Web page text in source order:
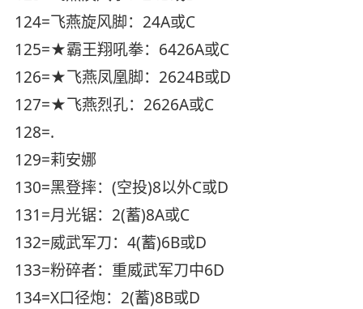
124=飞燕旋风脚：24A或C
125=★霸王翔吼拳：6426A或C
126=★飞燕凤凰脚：2624B或D
127=★飞燕烈孔：2626A或C
128=.
129=莉安娜
130=黑登摔：(空投)8以外C或D
131=月光锯：2(蓄)8A或C
132=威武军刀：4(蓄)6B或D
133=粉碎者：重威武军刀中6D
134=X口径炮：2(蓄)8B或D